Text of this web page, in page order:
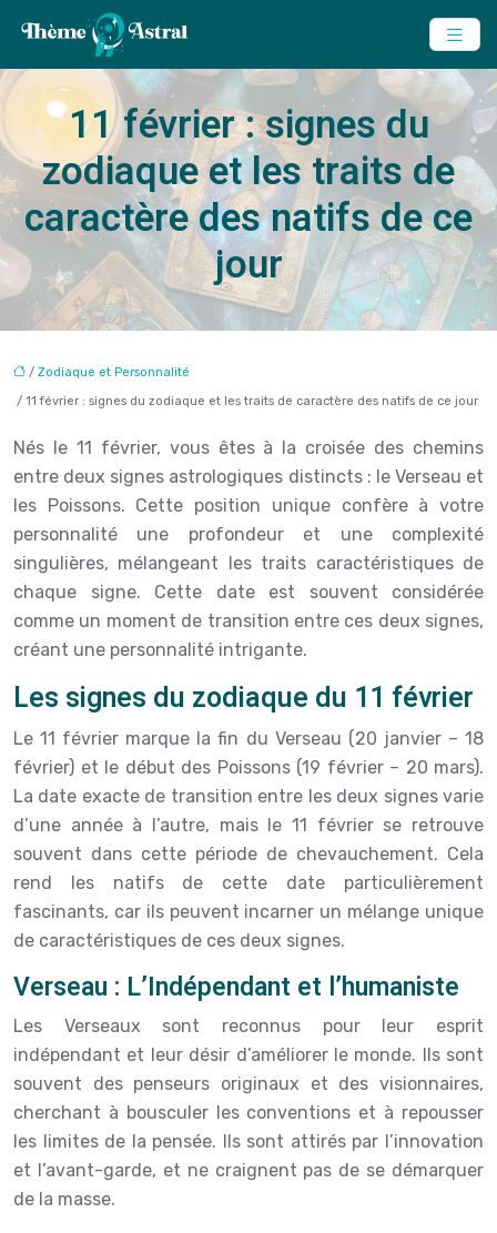
11 février : signes du
zodiaque et les traits de
caractère des natifs de ce
jour
/ Zodiaque et Personnalité
/ 11 février : signes du zodiaque et les traits de caractère des natifs de ce jour
Nés le 11 février, vous êtes à la croisée des chemins
entre deux signes astrologiques distincts : le Verseau et
les Poissons. Cette position unique confère à votre
personnalité une profondeur et une complexité
singulières, mélangeant les traits caractéristiques de
chaque signe. Cette date est souvent considérée
comme un moment de transition entre ces deux signes,
créant une personnalité intrigante.
Les signes du zodiaque du 11 février
Le 11 février marque la fin du Verseau (20 janvier – 18
février) et le début des Poissons (19 février – 20 mars).
La date exacte de transition entre les deux signes varie
d’une année à l’autre, mais le 11 février se retrouve
souvent dans cette période de chevauchement. Cela
rend les natifs de cette date particulièrement
fascinants, car ils peuvent incarner un mélange unique
de caractéristiques de ces deux signes.
Verseau : L’Indépendant et l’humaniste
Les Verseaux sont reconnus pour leur esprit
indépendant et leur désir d’améliorer le monde. Ils sont
souvent des penseurs originaux et des visionnaires,
cherchant à bousculer les conventions et à repousser
les limites de la pensée. Ils sont attirés par l’innovation
et l’avant-garde, et ne craignent pas de se démarquer
de la masse.